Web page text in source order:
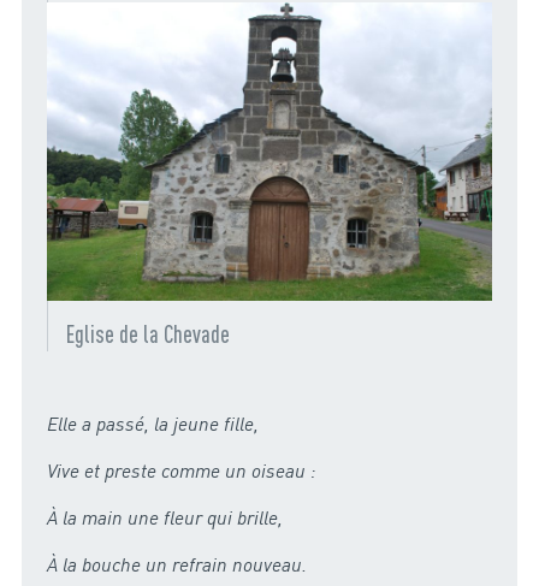
Eglise de la Chevade
Elle a passé, la jeune fille,
Vive et preste comme un oiseau :
À la main une fleur qui brille,
À la bouche un refrain nouveau.